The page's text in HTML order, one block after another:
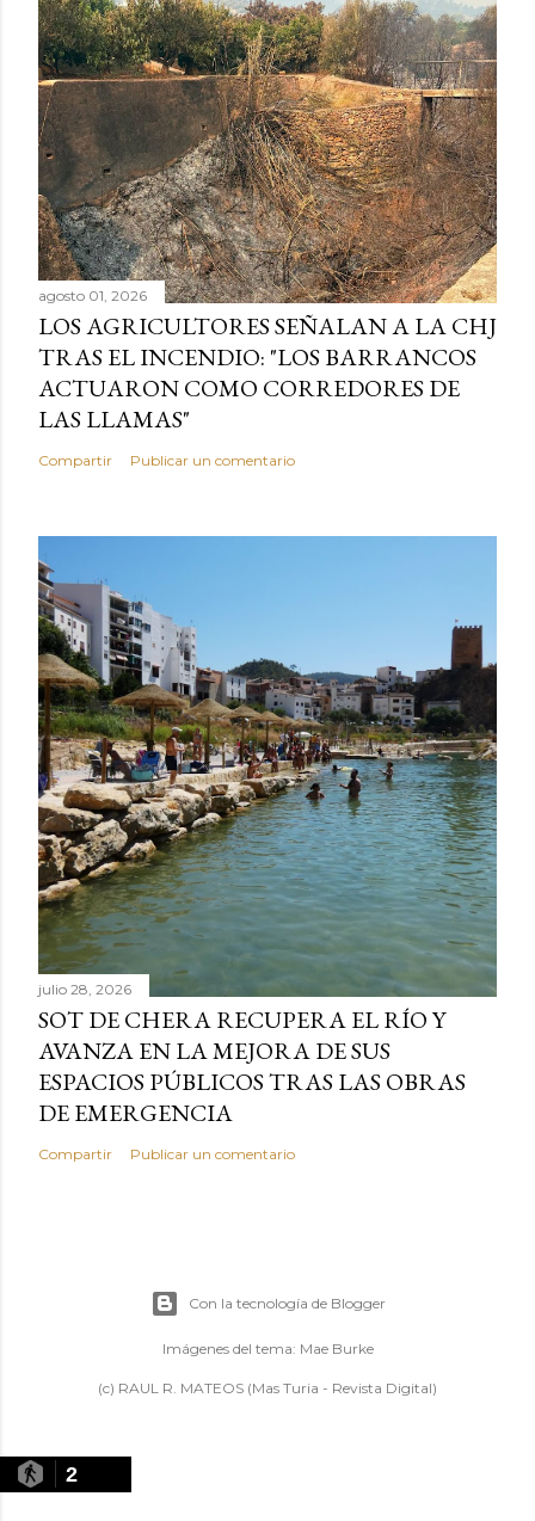
agosto 01, 2026
LOS AGRICULTORES SEÑALAN A LA CHJ
TRAS EL INCENDIO: "LOS BARRANCOS
ACTUARON COMO CORREDORES DE
LAS LLAMAS"
Compartir Publicar un comentario
julio 28, 2026
SOT DE CHERA RECUPERA EL RÍO Y
AVANZA EN LA MEJORA DE SUS
ESPACIOS PÚBLICOS TRAS LAS OBRAS
DE EMERGENCIA
Compartir Publicar un comentario
Con la tecnología de Blogger
Imágenes del tema: Mae Burke
(c) RAUL R. MATEOS (Mas Turia - Revista Digital)
2